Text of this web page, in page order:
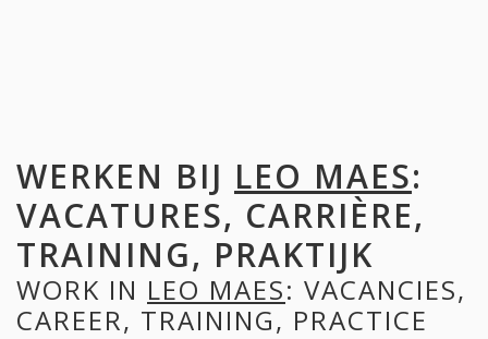
WERKEN BIJ LEO MAES:
VACATURES, CARRIÈRE,
TRAINING, PRAKTIJK
WORK IN LEO MAES: VACANCIES,
CAREER, TRAINING, PRACTICE